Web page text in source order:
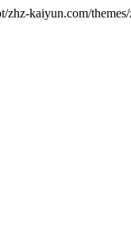
kaiyun.com/